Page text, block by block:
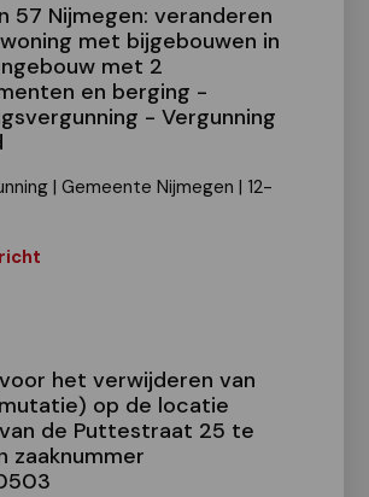
57 Nijmegen: veranderen
met bijgebouwen in
met 2
en berging -
- Vergunning
| Gemeente Nijmegen | 12-
het verwijderen van
op de locatie
de Puttestraat 25 te
zaaknummer